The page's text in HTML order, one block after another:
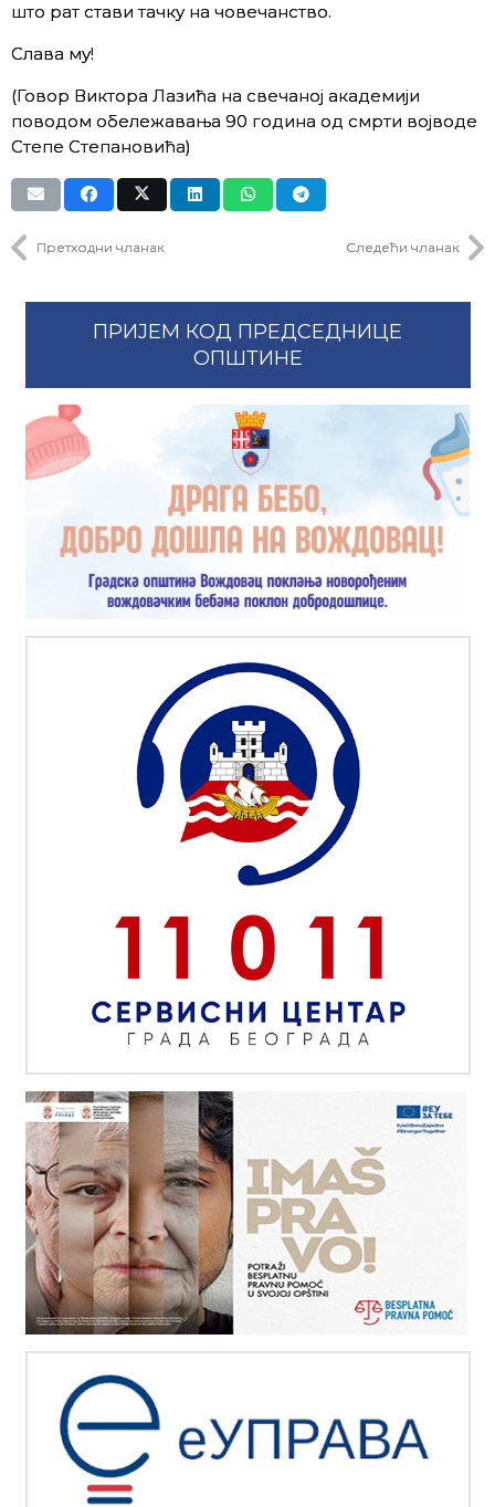
што рат стави тачку на човечанство.
Слава му!
(Говор Виктора Лазића на свечаној академији
поводом обележавања 90 година од смрти војводе
Степе Степановића)
Претходни чланак Следећи чланак
ПРИЈЕМ КОД ПРЕДСЕДНИЦЕ
ОПШТИНЕ